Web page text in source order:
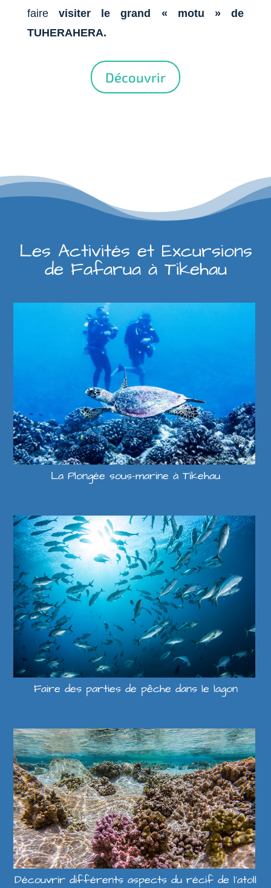
faire visiter le grand « motu » de
TUHERAHERA.
Découvrir
Les Activités et Excursions
de Fafarua à Tikehau
La Plongée sous-marine à Tikehau
Faire des parties de pêche dans le lagon
Découvrir différents aspects du récif de l’atoll